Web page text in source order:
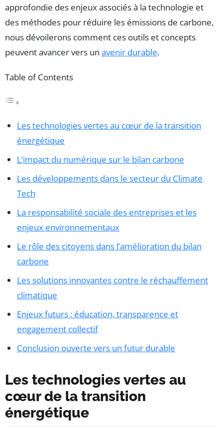
approfondie des enjeux associés à la technologie et
des méthodes pour réduire les émissions de carbone,
nous dévoilerons comment ces outils et concepts
peuvent avancer vers un avenir durable.
Table of Contents
Les technologies vertes au cœur de la transition
énergétique
L’impact du numérique sur le bilan carbone
Les développements dans le secteur du Climate
Tech
La responsabilité sociale des entreprises et les
enjeux environnementaux
Le rôle des citoyens dans l’amélioration du bilan
carbone
Les solutions innovantes contre le réchauffement
climatique
Enjeux futurs : éducation, transparence et
engagement collectif
Conclusion ouverte vers un futur durable
Les technologies vertes au
cœur de la transition
énergétique